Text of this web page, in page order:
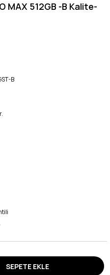
MAX 512GB -B Kalite-
B
SEPETE EKLE